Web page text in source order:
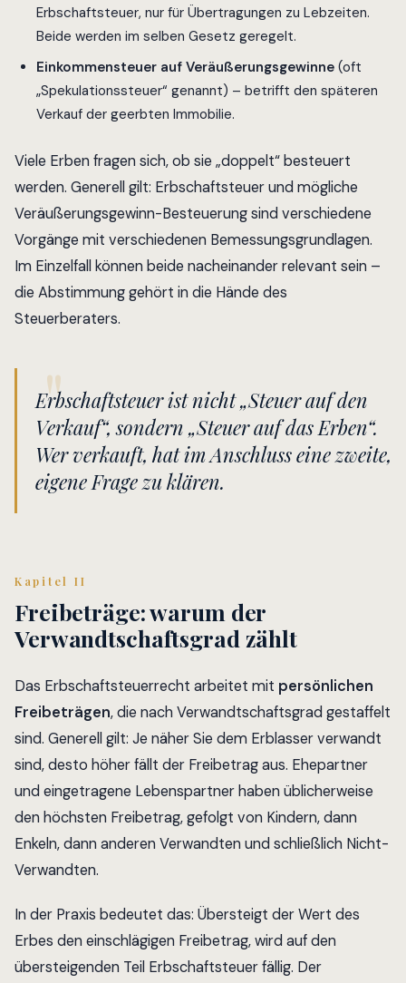
Erbschaftsteuer, nur für Übertragungen zu Lebzeiten.
Beide werden im selben Gesetz geregelt.
Einkommensteuer auf Veräußerungsgewinne (oft
„Spekulationssteuer“ genannt) – betrifft den späteren
Verkauf der geerbten Immobilie.
Viele Erben fragen sich, ob sie „doppelt“ besteuert
werden. Generell gilt: Erbschaftsteuer und mögliche
Veräußerungsgewinn-Besteuerung sind verschiedene
Vorgänge mit verschiedenen Bemessungsgrundlagen.
Im Einzelfall können beide nacheinander relevant sein –
die Abstimmung gehört in die Hände des
Steuerberaters.
Erbschaftsteuer ist nicht „Steuer auf den
Verkauf“, sondern „Steuer auf das Erben“.
Wer verkauft, hat im Anschluss eine zweite,
eigene Frage zu klären.
Kapitel II
Freibeträge: warum der
Verwandtschaftsgrad zählt
Das Erbschaftsteuerrecht arbeitet mit persönlichen
Freibeträgen, die nach Verwandtschaftsgrad gestaffelt
sind. Generell gilt: Je näher Sie dem Erblasser verwandt
sind, desto höher fällt der Freibetrag aus. Ehepartner
und eingetragene Lebenspartner haben üblicherweise
den höchsten Freibetrag, gefolgt von Kindern, dann
Enkeln, dann anderen Verwandten und schließlich Nicht-
Verwandten.
In der Praxis bedeutet das: Übersteigt der Wert des
Erbes den einschlägigen Freibetrag, wird auf den
übersteigenden Teil Erbschaftsteuer fällig. Der